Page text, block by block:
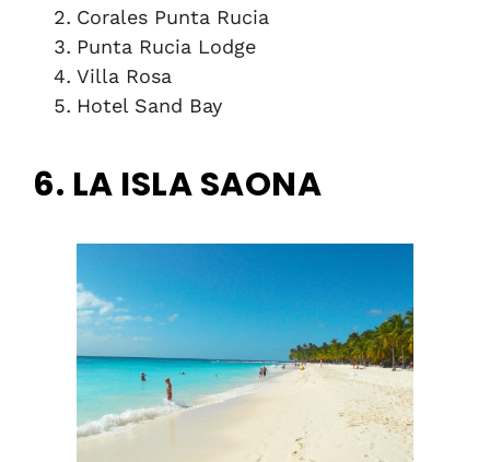
Corales Punta Rucia
Punta Rucia Lodge
Villa Rosa
Hotel Sand Bay
6. LA ISLA SAONA